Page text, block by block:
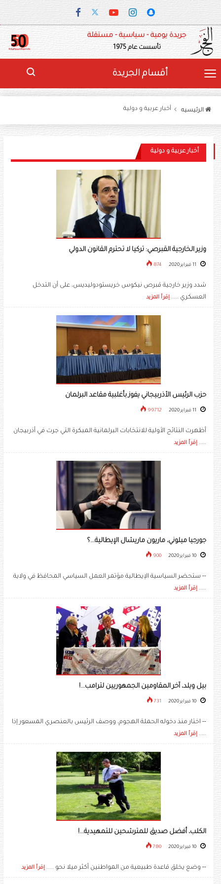
جريدة يومية - سياسية - مستقلة
تأسست عام 1975
أقسام الجريدة
الرئيسيه أخبار عربية و دولية
أخبار عربية و دولية
وزير الخارجية القبرصي: تركيا لا تحترم القانون الدولي
874
شدد وزير خارجية قبرص نيكوس خريستودوليديس، على أن التدخل
العسكري ..... إقرأ المزيد
حزب الرئيس الأذربيجاني يفوز بأغلبية مقاعد البرلمان
99712
أظهرت النتائج الأولية للانتخابات البرلمانية المبكرة التي جرت في أذربيجان
..... إقرأ المزيد
جورجيا ميلوني، ماريون ماريشال الإيطالية...؟
900
-- ستحضر السياسية الإيطالية مؤتمر العمل السياسي المحافظ في ولاية
..... إقرأ المزيد
بيل ويلد، آخر المقاومين الجمهوريين لترامب...!
731
-- اختار منذ دخوله الحملة الهجوم، ووصف الرئيس بالعنصري المسعور إذا
..... إقرأ المزيد
الكلب، أفضل صديق للمترشحين للتمهيدية...!
780
-- وضع يخلق قاعدة طبيعية من المواطنين أكثر ميلا نحو ..... إقرأ المزيد